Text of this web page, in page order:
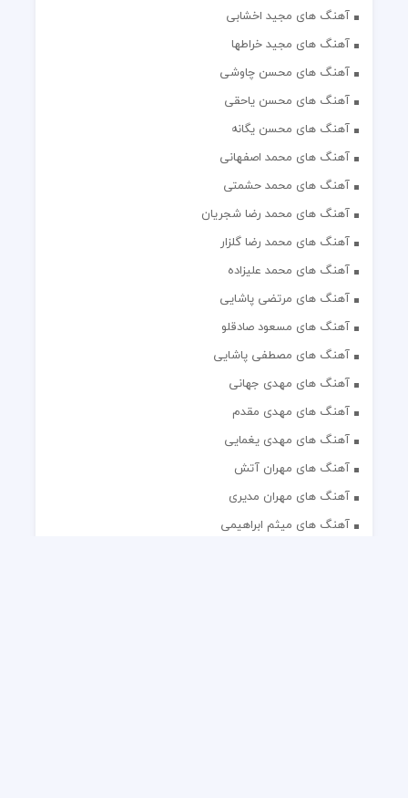
آهنگ های مجید اخشابی
آهنگ های مجید خراطها
آهنگ های محسن چاوشی
آهنگ های محسن یاحقی
آهنگ های محسن یگانه
آهنگ های محمد اصفهانی
آهنگ های محمد حشمتی
آهنگ های محمد رضا شجریان
آهنگ های محمد رضا گلزار
آهنگ های محمد علیزاده
آهنگ های مرتضی پاشایی
آهنگ های مسعود صادقلو
آهنگ های مصطفی پاشایی
آهنگ های مهدی جهانی
آهنگ های مهدی مقدم
آهنگ های مهدی یغمایی
آهنگ های مهران آتش
آهنگ های مهران مدیری
آهنگ های میثم ابراهیمی